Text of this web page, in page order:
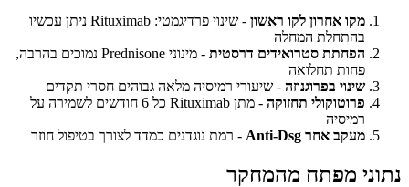
מקו אחרון לקו ראשון
- שינוי פרדיגמטי: Rituximab ניתן עכשיו
בהתחלת המחלה
הפחתת סטרואידים דרסטית
- מינוני Prednisone נמוכים בהרבה,
פחות תחלואה
שינוי בפרוגנוזה - שיעורי רמיסיה מלאה גבוהים חסרי תקדים
פרוטוקולי תחזוקה
- מתן Rituximab כל 6 חודשים לשמירה על
רמיסיה
מעקב אחר Anti-Dsg
- רמת נוגדנים כמדד לצורך בטיפול חוזר
נתוני מפתח מהמחקר